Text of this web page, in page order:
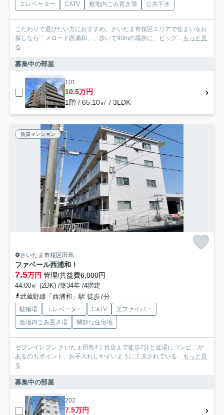
エレベーター CATV 敷地内ごみ置き場 公共下水
こだわりで選びたい方におすすめ。さいたま市桜区エリアで住まいをお
探しなら「メロード西浦和」。歩いて90mの場所に、ビッグ... もっと見
る
募集中の部屋
101
10.5万円
1階 / 65.10㎡ / 3LDK
賃貸マンション
さいたま市桜区田島
ファベール西浦和Ⅰ
7.5万円 管理/共益費6,000円
44.00㎡ (2DK) /築34年 /4階建
武蔵野線「西浦和」駅 徒歩7分
駐輪場 エレベーター CATV
光ファイバー
敷地内ごみ置き場
閑静な住宅地
セブンイレブン さいたま田島4丁目店まで徒歩2分と近場にコンビニが
あるのもポイント。お手入れしやすいように工夫されている... もっと見
る
募集中の部屋
202
7.5万円